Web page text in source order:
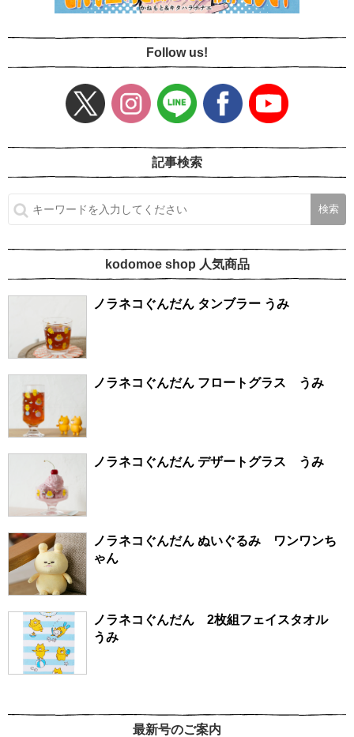
Follow us!
記事検索
kodomoe shop 人気商品
ノラネコぐんだん タンブラー うみ
ノラネコぐんだん フロートグラス うみ
ノラネコぐんだん デザートグラス うみ
ノラネコぐんだん ぬいぐるみ ワンワンち
ゃん
ノラネコぐんだん 2枚組フェイスタオル
うみ
最新号のご案内